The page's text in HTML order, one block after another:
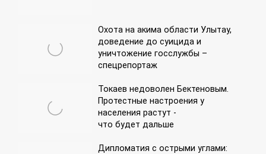
Охота на акима области Улытау,
доведение до суицида и
уничтожение госслужбы –
спецрепортаж
Токаев недоволен Бектеновым.
Протестные настроения у
населения растут -
что будет дальше
Дипломатия с острыми углами: